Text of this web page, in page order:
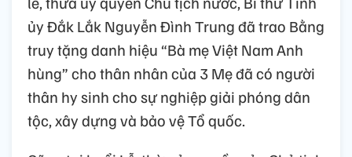
ủy Đắk Lắk Nguyễn Đình Trung đã trao Bằng
truy tặng danh hiệu “Bà mẹ Việt Nam Anh
hùng” cho thân nhân của 3 Mẹ đã có người
thân hy sinh cho sự nghiệp giải phóng dân
tộc, xây dựng và bảo vệ Tổ quốc.